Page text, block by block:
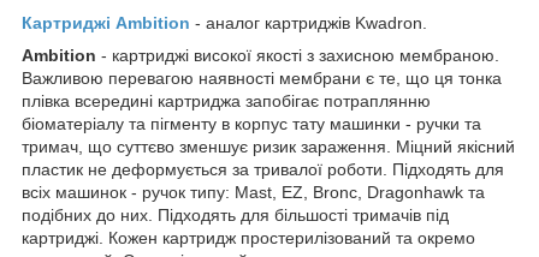
Картриджі Ambition - аналог картриджів Kwadron.
Ambition - картриджі високої якості з захисною мембраною.
Важливою перевагою наявності мембрани є те, що ця тонка
плівка всередині картриджа запобігає потраплянню
біоматеріалу та пігменту в корпус тату машинки - ручки та
тримач, що суттєво зменшує ризик зараження. Міцний якісний
пластик не деформується за тривалої роботи. Підходять для
всіх машинок - ручок типу: Mast, EZ, Bronc, Dragonhawk та
подібних до них. Підходять для більшості тримачів під
картриджі. Кожен картридж простерилізований та окремо